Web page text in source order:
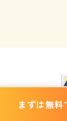
まずは無料